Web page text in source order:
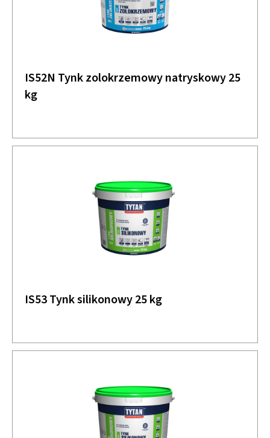
IS52N Tynk zolokrzemowy natryskowy 25
kg
IS53 Tynk silikonowy 25 kg